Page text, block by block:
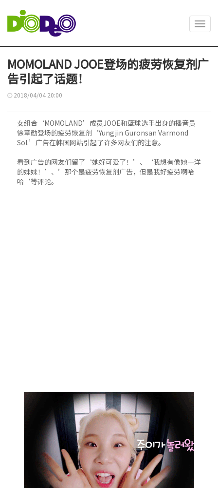
MOMOLAND JOOE登场的疲劳恢复剂广
告引起了话题！
2018/04/04 20:00
女组合‘MOMOLAND’成员JOOE和篮球选手出身的播音员
徐章勋登场的疲劳恢复剂‘Yungjin Guronsan Varmond
Sol.’广告在韩国网站引起了许多网友们的注意。
看到广告的网友们留了‘她好可爱了！’、‘我想有像她一洋
的妹妹！’、’那个是疲劳恢复剂广告，但是我好疲劳啊哈
哈‘等评论。